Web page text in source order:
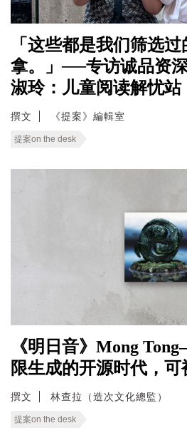
「这些都是我们筛选
拿。」──专访诚品资
淑玲：儿童阅读解忧站
撰文 《提案》編輯室
提案on the desk
《明日音》Mong
限生成的开源时代，
撰文 林查拉（造次文化總監）
提案on the desk